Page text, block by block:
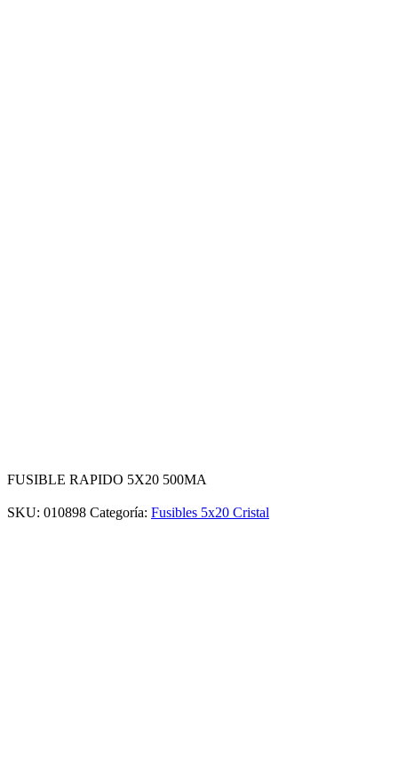
FUSIBLE RAPIDO 5X20 500MA
SKU: 010898 Categoría: Fusibles 5x20 Cristal